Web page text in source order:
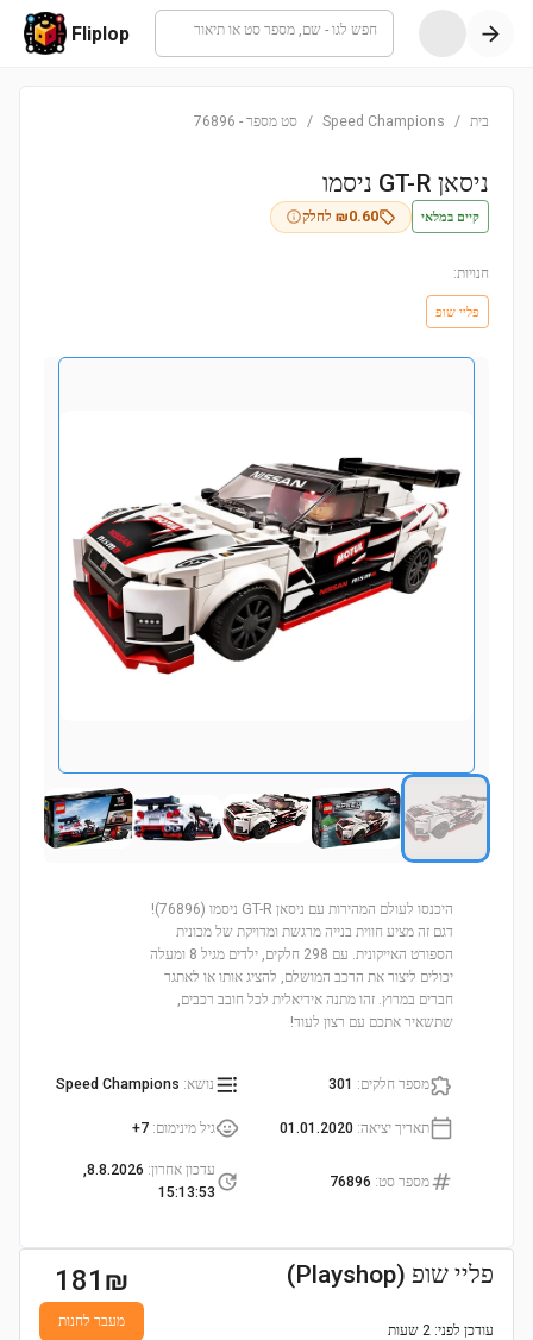
חפש לגו - שם, מספר סט או תיאור Fliplop
בית /
Speed Champions
/ סט מספר -
76896
ניסאן GT-R ניסמו
קיים במלאי ₪0.60 לחלק
חנויות:
פליי שופ
היכנסו לעולם המהירות עם ניסאן GT-R ניסמו (76896)!
דגם זה מציע חווית בנייה מרגשת ומדויקת של מכונית
הספורט האייקונית. עם 298 חלקים, ילדים מגיל 8 ומעלה
יכולים ליצור את הרכב המושלם, להציג אותו או לאתגר
חברים במרוץ. זהו מתנה אידיאלית לכל חובב רכבים,
שתשאיר אתכם עם רצון לעוד!
מספר חלקים:
301 נושא:
Speed Champions
תאריך יציאה:
01.01.2020 גיל מינימום:
7+
מספר סט:
76896
עדכון אחרון:
8.8.2026,
15:13:53
פליי שופ (Playshop)
עודכן לפני: 2 שעות
181 ₪
מעבר לחנות